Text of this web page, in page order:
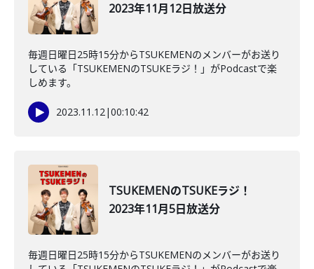
2023年11月12日放送分
毎週日曜日25時15分からTSUKEMENのメンバーがお送り
している「TSUKEMENのTSUKEラジ！」がPodcastで楽
しめます。
2023.11.12|00:10:42
TSUKEMENのTSUKEラジ！
2023年11月5日放送分
毎週日曜日25時15分からTSUKEMENのメンバーがお送り